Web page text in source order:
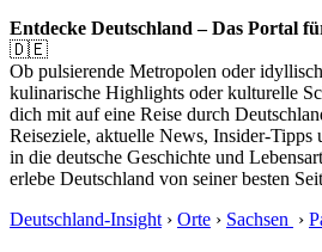
Entdecke Deutschland – Das Portal
🇩🇪
Ob pulsierende Metropolen oder
kulinarische Highlights oder kulturelle
dich mit auf eine Reise durch
Reiseziele, aktuelle News, Insider-Tipps
in die deutsche Geschichte und
erlebe Deutschland von seiner besten
Deutschland-Insight › Orte › Sachsen ›